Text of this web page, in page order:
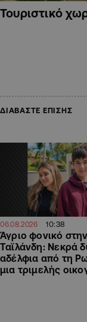
Τουριστικό
ΔΙΑΒΑΣΤΕ ΕΠΙΣΗΣ
06.08.2026 10:38
Άγριο φονικό στην
Ταϊλάνδη: Νεκρά
αδέλφια από τη
μια τριμελής